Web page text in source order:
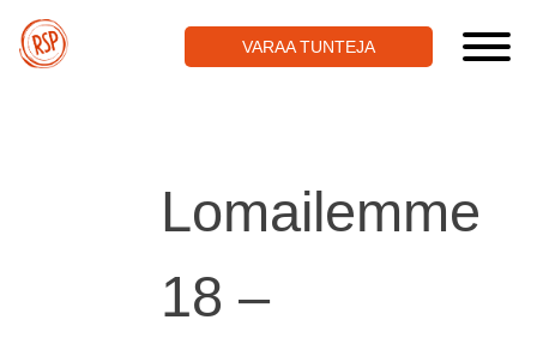
content
VARAA TUNTEJA
Lomailemme
18 –